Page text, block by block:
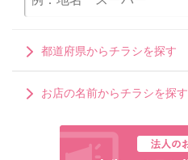
都道府県からチラシを探す
お店の名前からチラシを探す